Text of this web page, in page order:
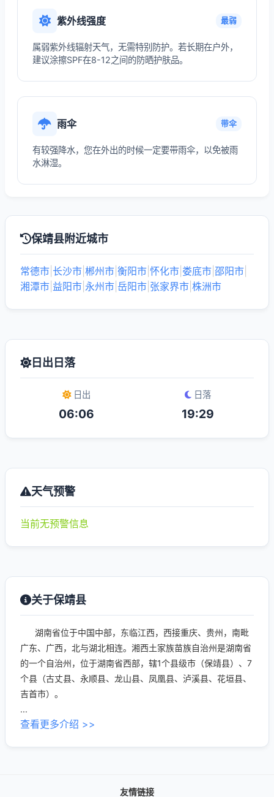
紫外线强度 最弱
属弱紫外线辐射天气，无需特别防护。若长期在户外，
建议涂擦SPF在8-12之间的防晒护肤品。
雨伞 带伞
有较强降水，您在外出的时候一定要带雨伞，以免被雨
水淋湿。
保靖县附近城市
常德市 长沙市 郴州市 衡阳市 怀化市 娄底市 邵阳市
湘潭市 益阳市 永州市 岳阳市 张家界市 株洲市
日出日落
日出
06:06
日落
19:29
天气预警
当前无预警信息
关于保靖县
湖南省位于中国中部，东临江西，西接重庆、贵州，南毗
广东、广西，北与湖北相连。湘西土家族苗族自治州是湖南省
的一个自治州，位于湖南省西部，辖1个县级市（保靖县）、7
个县（古丈县、永顺县、龙山县、凤凰县、泸溪县、花垣县、
吉首市）。
...
查看更多介绍 >>
友情链接